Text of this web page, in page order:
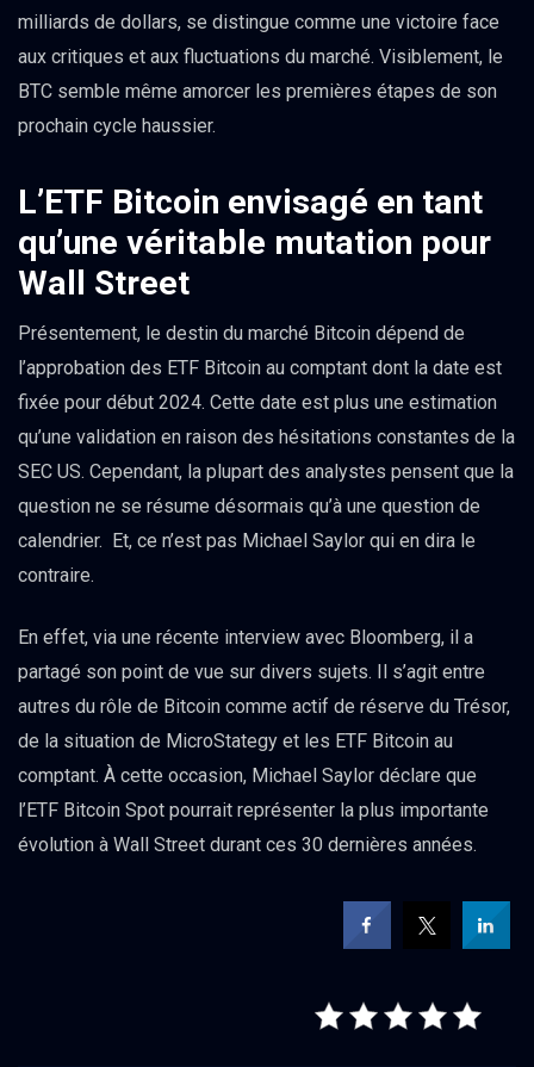
milliards de dollars, se distingue comme une victoire face
aux critiques et aux fluctuations du marché. Visiblement, le
BTC semble même amorcer les premières étapes de son
prochain cycle haussier.
L’ETF Bitcoin envisagé en tant
qu’une véritable mutation pour
Wall Street
Présentement, le destin du marché Bitcoin dépend de
l’approbation des ETF Bitcoin au comptant dont la date est
fixée pour début 2024. Cette date est plus une estimation
qu’une validation en raison des hésitations constantes de la
SEC US. Cependant, la plupart des analystes pensent que la
question ne se résume désormais qu’à une question de
calendrier. Et, ce n’est pas Michael Saylor qui en dira le
contraire.
En effet, via une récente interview avec Bloomberg, il a
partagé son point de vue sur divers sujets. Il s’agit entre
autres du rôle de Bitcoin comme actif de réserve du Trésor,
de la situation de MicroStategy et les ETF Bitcoin au
comptant. À cette occasion, Michael Saylor déclare que
l’ETF Bitcoin Spot pourrait représenter la plus importante
évolution à Wall Street durant ces 30 dernières années.